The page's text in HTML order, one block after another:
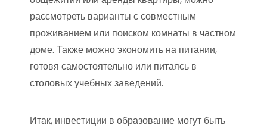
рассмотреть варианты с совместным
проживанием или поиском комнаты в частном
доме. Также можно экономить на питании,
готовя самостоятельно или питаясь в
столовых учебных заведений.
Итак, инвестиции в образование могут быть